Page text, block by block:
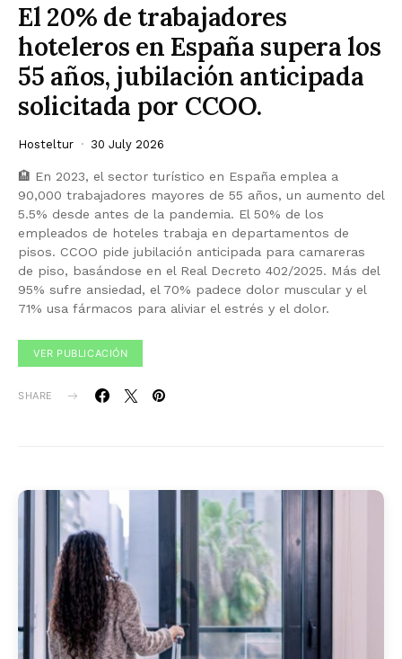
El 20% de trabajadores
hoteleros en España supera los
55 años, jubilación anticipada
solicitada por CCOO.
Hosteltur 30 July 2026
🏨 En 2023, el sector turístico en España emplea a
90,000 trabajadores mayores de 55 años, un aumento del
5.5% desde antes de la pandemia. El 50% de los
empleados de hoteles trabaja en departamentos de
pisos. CCOO pide jubilación anticipada para camareras
de piso, basándose en el Real Decreto 402/2025. Más del
95% sufre ansiedad, el 70% padece dolor muscular y el
71% usa fármacos para aliviar el estrés y el dolor.
VER PUBLICACIÓN
SHARE